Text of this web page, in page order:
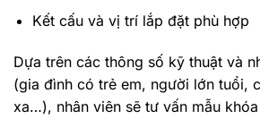
Kết cấu và vị trí lắp đặt phù hợp
Dựa trên các thông số kỹ thuật và
(gia đình có trẻ em, người lớn tuổi,
xa…), nhân viên sẽ tư vấn mẫu